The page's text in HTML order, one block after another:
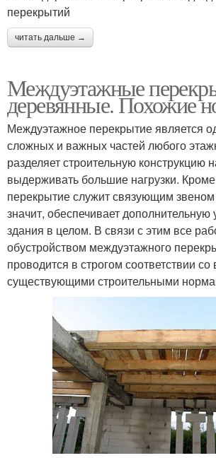
перекрытий
читать дальше →
Междуэтажные
деревянные. Похожие
Междуэтажное перекрытие является
сложных и важных частей любого
разделяет строительную конструкцию
выдерживать большие нагрузки.
перекрытие служит связующим
значит, обеспечивает дополнительную
здания в целом. В связи с этим все
обустройством междуэтажного
проводится в строгом соответствии со
существующими строительными